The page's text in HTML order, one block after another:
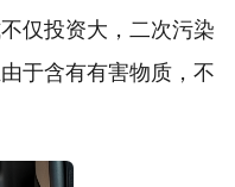
仅投资大，二次污染
于含有有害物质，不